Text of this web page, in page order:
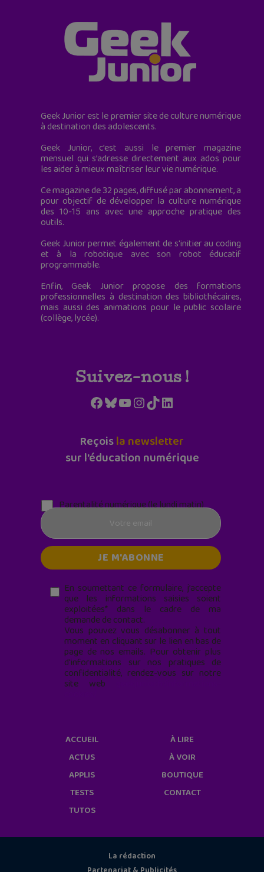
Geek Junior est le premier site de culture numérique
à destination des adolescents.
Geek Junior, c’est aussi le premier magazine
mensuel qui s’adresse directement aux ados pour
les aider à mieux maîtriser leur vie numérique.
Ce magazine de 32 pages, diffusé par abonnement, a
pour objectif de développer la culture numérique
des 10-15 ans avec une approche pratique des
outils.
Geek Junior permet également de s'initier au coding
et à la robotique avec son robot éducatif
programmable.
Enfin, Geek Junior propose des formations
professionnelles à destination des bibliothécaires,
mais aussi des animations pour le public scolaire
(collège, lycée).
Suivez-nous !
Facebook
Bluesky
YouTube
Instagram
TikTokLinkedIn
Reçoisla newsletter
sur l'éducation numérique
Parentalité numérique (le lundi matin)
En soumettant ce formulaire, j’accepte
que les informations saisies soient
exploitées* dans le cadre de ma
demande de contact.
Vous pouvez vous désabonner à tout
moment en cliquant sur le lien en bas de
page de nos emails. Pour obtenir plus
d'informations sur nos pratiques de
confidentialité, rendez-vous sur notre
site web
ACCUEIL
ACTUS
APPLIS
TESTS
TUTOS
À LIRE
À VOIR
BOUTIQUE
CONTACT
La rédaction